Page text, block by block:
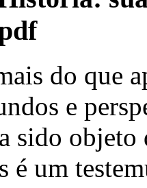
do que
e
sido objeto
é um